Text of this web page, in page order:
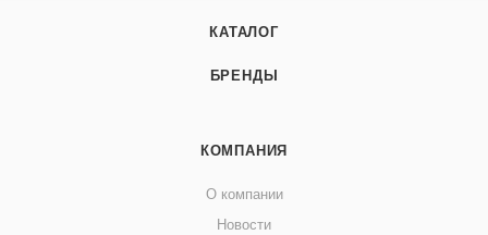
КАТАЛОГ
БРЕНДЫ
КОМПАНИЯ
О компании
Новости